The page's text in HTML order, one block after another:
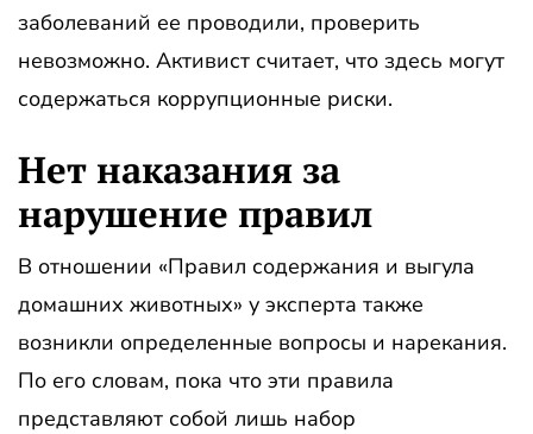
заболеваний ее проводили, проверить
невозможно. Активист считает, что здесь могут
содержаться коррупционные риски.
Нет наказания за
нарушение правил
В отношении «Правил содержания и выгула
домашних животных» у эксперта также
возникли определенные вопросы и нарекания.
По его словам, пока что эти правила
представляют собой лишь набор